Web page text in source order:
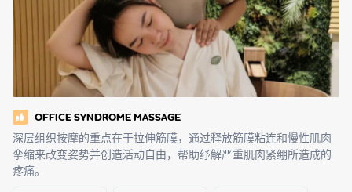
OFFICE SYNDROME MASSAGE
深层组织按摩的重点在于拉伸筋膜，通过释放筋膜粘连和慢性肌肉
挛缩来改变姿势并创造活动自由，帮助纾解严重肌肉紧绷所造成的
疼痛。